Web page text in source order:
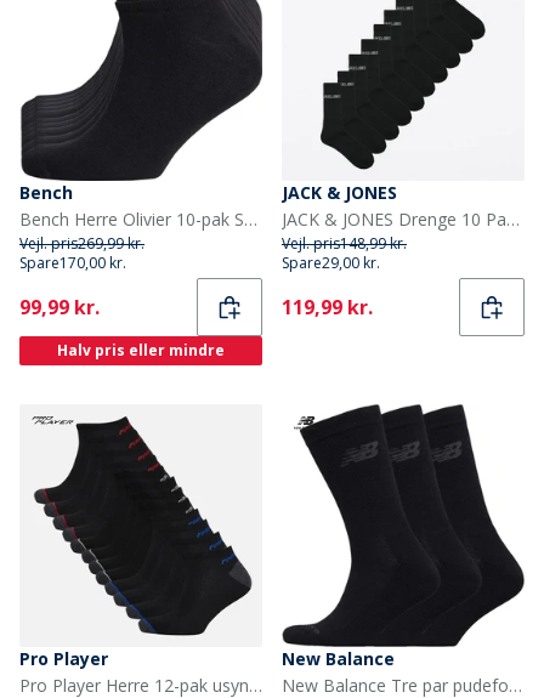
Bench
Bench Herre Olivier 10-pak Sokker til Træningssko Sort
Vejl. pris269,99 kr.
Spare170,00 kr.
Current
99,99 kr.
Halv pris eller mindre
JACK & JONES
JACK & JONES Drenge 10 Par Regn Tennissokker Sorte
Vejl. pris148,99 kr.
Spare29,00 kr.
Current
119,99 kr.
Pro Player
Pro Player Herre 12-pak usynlige sokker Sort/Rød
New Balance
New Balance Tre par pudeforstærkede strømper Sort